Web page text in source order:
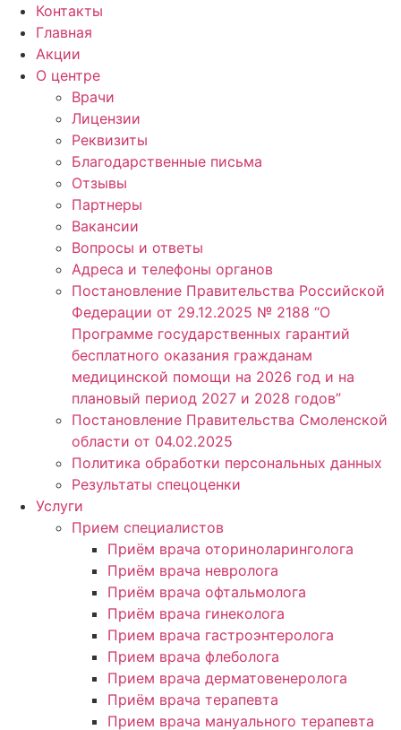
Контакты
Главная
Акции
О центре
Врачи
Лицензии
Реквизиты
Благодарственные письма
Отзывы
Партнеры
Вакансии
Вопросы и ответы
Адреса и телефоны органов
Постановление Правительства Российской
Федерации от 29.12.2025 № 2188 “О
Программе государственных гарантий
бесплатного оказания гражданам
медицинской помощи на 2026 год и на
плановый период 2027 и 2028 годов”
Постановление Правительства Смоленской
области от 04.02.2025
Политика обработки персональных данных
Результаты спецоценки
Услуги
Прием специалистов
Приём врача оториноларинголога
Приём врача невролога
Приём врача офтальмолога
Приём врача гинеколога
Прием врача гастроэнтеролога
Прием врача флеболога
Прием врача дерматовенеролога
Приём врача терапевта
Прием врача мануального терапевта